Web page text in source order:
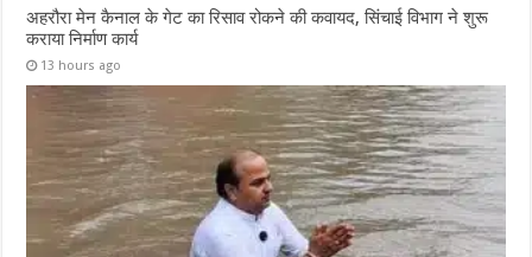
अहरौरा मेन कैनाल के गेट का रिसाव रोकने की कवायद, सिंचाई विभाग ने शुरू
कराया निर्माण कार्य
13 hours ago